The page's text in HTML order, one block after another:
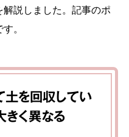
説しました。記事のポ
。
土を回収してい
きく異なる